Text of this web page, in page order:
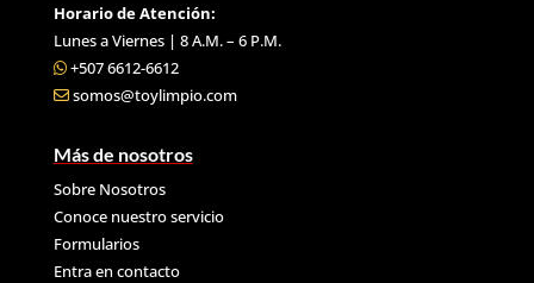
Horario de Atención:
Lunes a Viernes | 8 A.M. – 6 P.M.
+507 6612-6612
somos@toylimpio.com
Más de nosotros
Sobre Nosotros
Conoce nuestro servicio
Formularios
Entra en contacto